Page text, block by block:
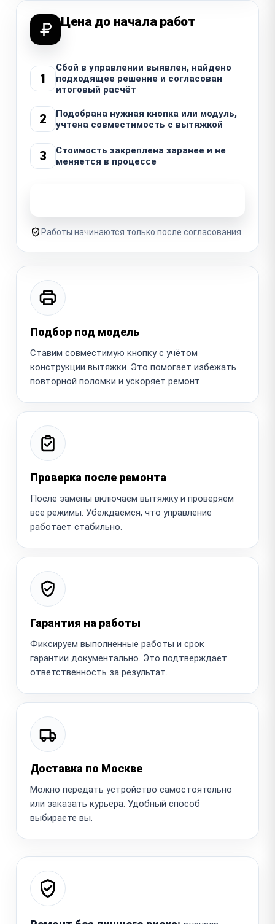
Цена до начала работ
1
Сбой в управлении выявлен, найдено
подходящее решение и согласован
итоговый расчёт
2
Подобрана нужная кнопка или модуль,
учтена совместимость с вытяжкой
3
Стоимость закреплена заранее и не
меняется в процессе
Работы начинаются только после согласования.
Подбор под модель
Ставим совместимую кнопку с учётом
конструкции вытяжки. Это помогает избежать
повторной поломки и ускоряет ремонт.
Проверка после ремонта
После замены включаем вытяжку и проверяем
все режимы. Убеждаемся, что управление
работает стабильно.
Гарантия на работы
Фиксируем выполненные работы и срок
гарантии документально. Это подтверждает
ответственность за результат.
Доставка по Москве
Можно передать устройство самостоятельно
или заказать курьера. Удобный способ
выбираете вы.